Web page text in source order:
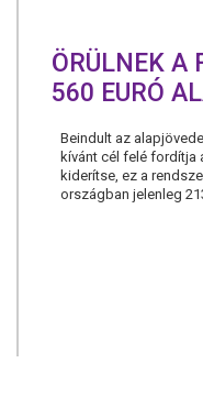
ÖRÜLNEK A
560 EURÓ
Beindult az
kívánt cél felé fordítja
kiderítse, ez a
országban jelenleg